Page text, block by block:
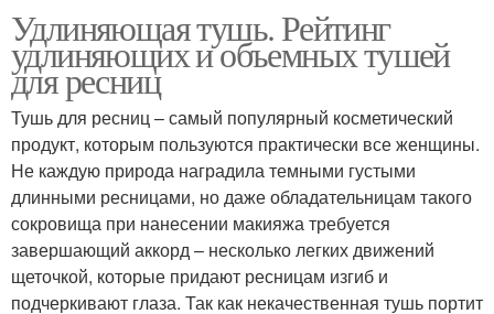
Удлиняющая тушь. Рейтинг
удлиняющих и объемных тушей
для ресниц
Тушь для ресниц – самый популярный косметический
продукт, которым пользуются практически все женщины.
Не каждую природа наградила темными густыми
длинными ресницами, но даже обладательницам такого
сокровища при нанесении макияжа требуется
завершающий аккорд – несколько легких движений
щеточкой, которые придают ресницам изгиб и
подчеркивают глаза. Так как некачественная тушь портит